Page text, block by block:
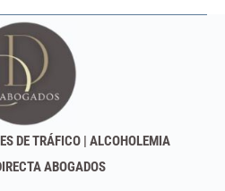
DE TRÁFICO | ALCOHOLEMIA
ABOGADOS